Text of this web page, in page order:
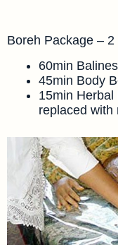
Boreh Package – 2
60min
45min Body
15min
replaced with